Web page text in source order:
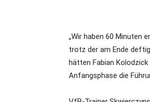
„Wir haben 60 Minuten
trotz der am Ende
hätten Fabian
Anfangsphase die